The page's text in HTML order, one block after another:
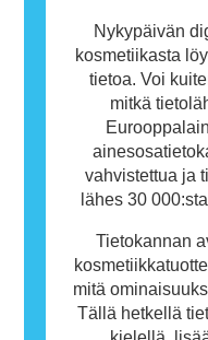
Nykypäivän
kosmetiikasta
tietoa. Voi
mitkä
vahvistettua ja
lähes 30
Tietokannan
mitä
Tällä hetkellä